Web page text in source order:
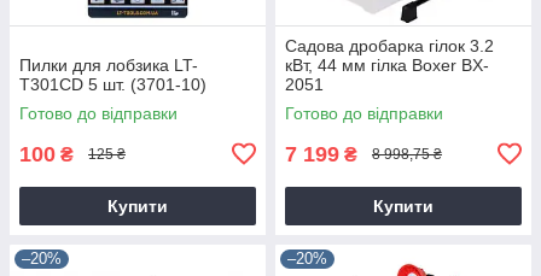
Пилки для лобзика LT-
T301CD 5 шт. (3701-10)
Готово до відправки
100 ₴ 125 ₴
Купити
Садова дробарка гілок 3.2
кВт, 44 мм гілка Boxer BX-
2051
Готово до відправки
7 199 ₴ 8 998,75 ₴
Купити
–20% –20%